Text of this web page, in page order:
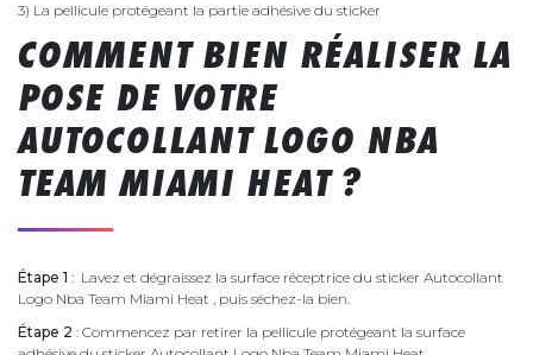
3) La pellicule protégeant la partie adhésive du sticker
COMMENT BIEN RÉALISER LA
POSE DE VOTRE
AUTOCOLLANT LOGO NBA
TEAM MIAMI HEAT ?
Étape 1 : Lavez et dégraissez la surface réceptrice du sticker Autocollant
Logo Nba Team Miami Heat , puis séchez-la bien.
Étape 2 : Commencez par retirer la pellicule protégeant la surface